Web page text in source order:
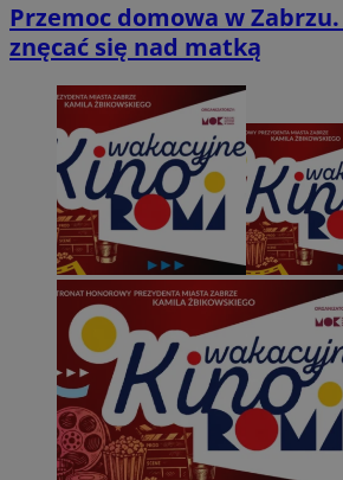
Przemoc domowa w
znęcać się nad matką